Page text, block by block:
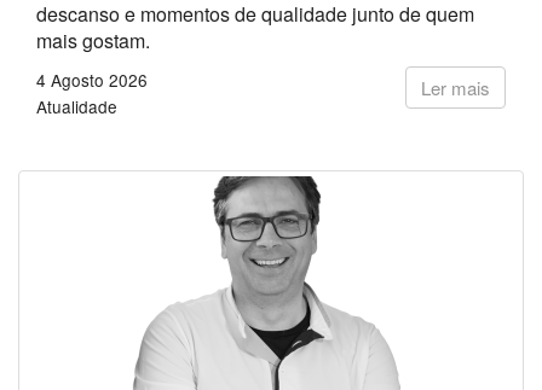
descanso e momentos de qualidade junto de quem
mais gostam.
Ler mais
4 Agosto 2026
Atualidade